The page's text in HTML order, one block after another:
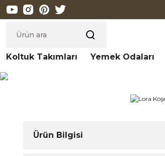
Koltuk Takımları Yemek Odaları
Ürün Bilgisi